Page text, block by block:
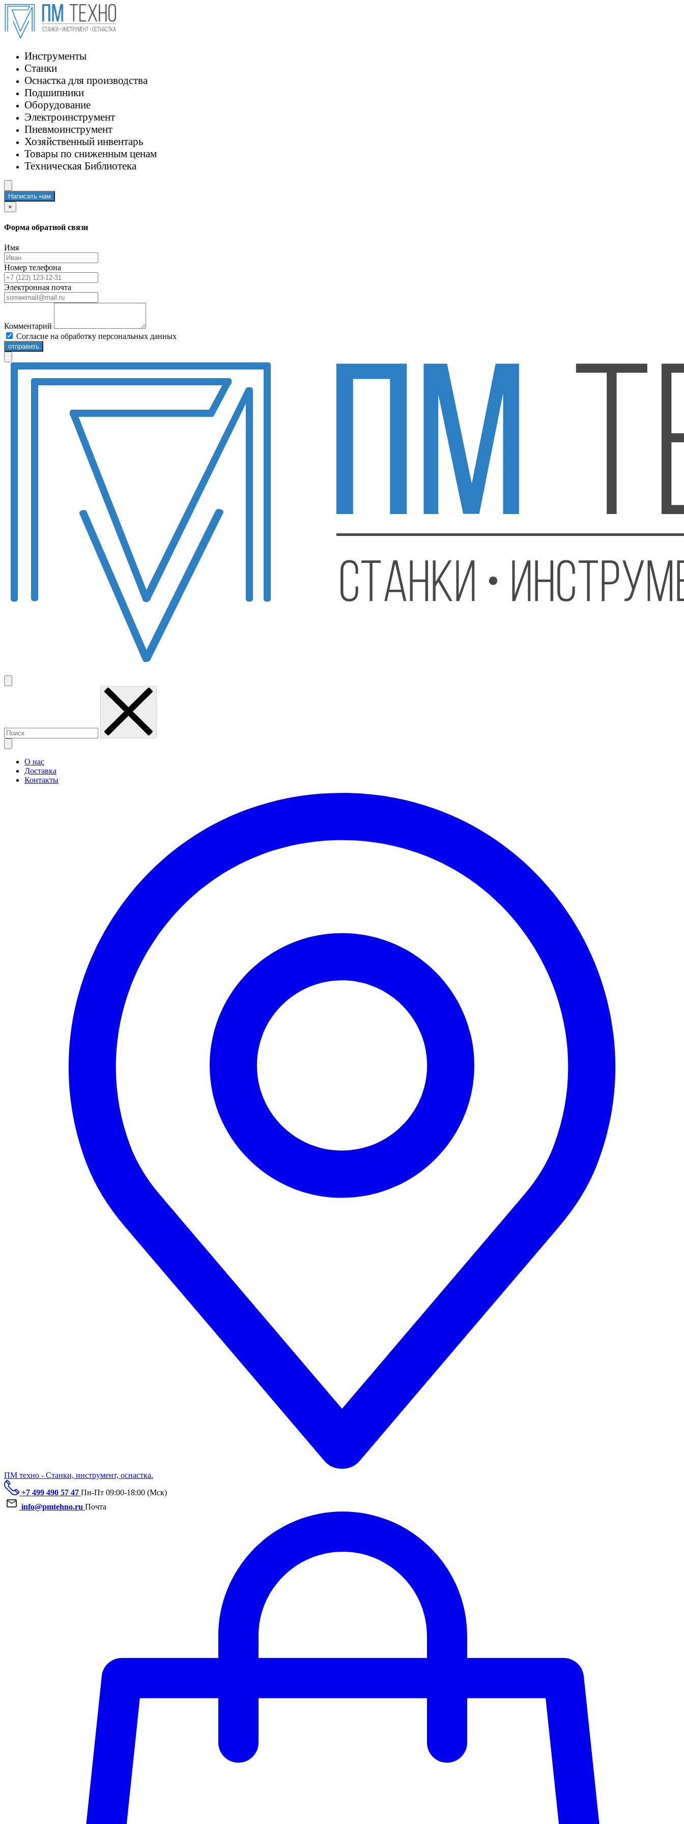
Инструменты
Станки
Оснастка для производства
Подшипники
Оборудование
Электроинструмент
Пневмоинструмент
Хозяйственный инвентарь
Товары по сниженным ценам
Техническая Библиотека
Написать нам
×
Форма обратной связи
Имя
Номер телефона
Электронная почта
Комментарий
Согласие на обработку персональных данных
отправить
О нас
Доставка
Контакты
ПМ техно - Станки, инструмент, оснастка.
+7 499 490 57 47 Пн-Пт 09:00-18:00 (Мск)
info@pmtehno.ru Почта